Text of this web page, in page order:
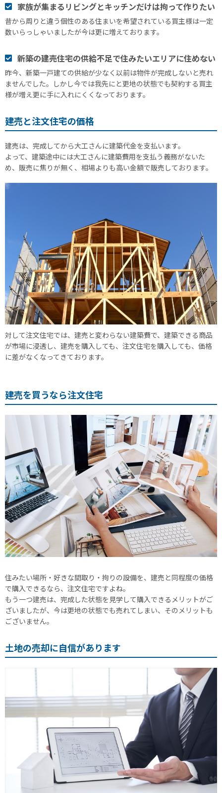
家族が集まるリビングとキッチンだけは拘って作りたい
昔から周りと違う個性のある住まいを希望されている買主様は一定
数いらっしゃいましたが今は更に増えております。
新築の建売住宅の供給不足で住みたいエリアに住めない
昨今、新築一戸建ての供給が少なく以前は物件が完成しないと売れ
ませんでした。しかし今では我先にと更地の状態でも契約する買主
様が増え更に手に入れにくくなっております。
建売と注文住宅の価格
建売は、完成してから大工さんに建築代金を支払います。
よって、建築途中には大工さんに建築費用を支払う義務がないた
め、販売に焦りが無く、相場よりも高い金額で販売しております。
対して注文住宅では、建売と変わらない建築費で、建築できる商品
が市場に浸透し、建売を購入しても、注文住宅を購入しても、価格
に差がなくなってきております。
建売を買うなら注文住宅
住みたい場所・好きな間取り・拘りの設備を、建売と同程度の価格
で購入できるなら、注文住宅ですよね。
もう一つ建売は、完成した状態を見学して購入できるメリットがご
ざいましたが、今は更地の状態でも売れてしまい、そのメリットも
ございません。
土地の売却に自信があります